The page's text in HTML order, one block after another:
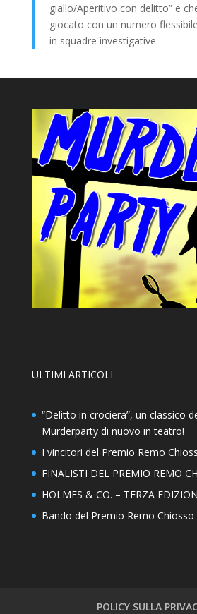
giallo/Aperitivo con delitto” e
giocato con un numero
in squadre investigative.
ULTIMI ARTICOLI
“Delitto in crociera”, un classico
Murderparty di nuovo in teatro!
I vincitori del Premio Remo
FINALISTI DEL PREMIO REMO
HOLMES & CO. – TERZA
Bando del Premio Remo Chiosso
POLICY SULLA